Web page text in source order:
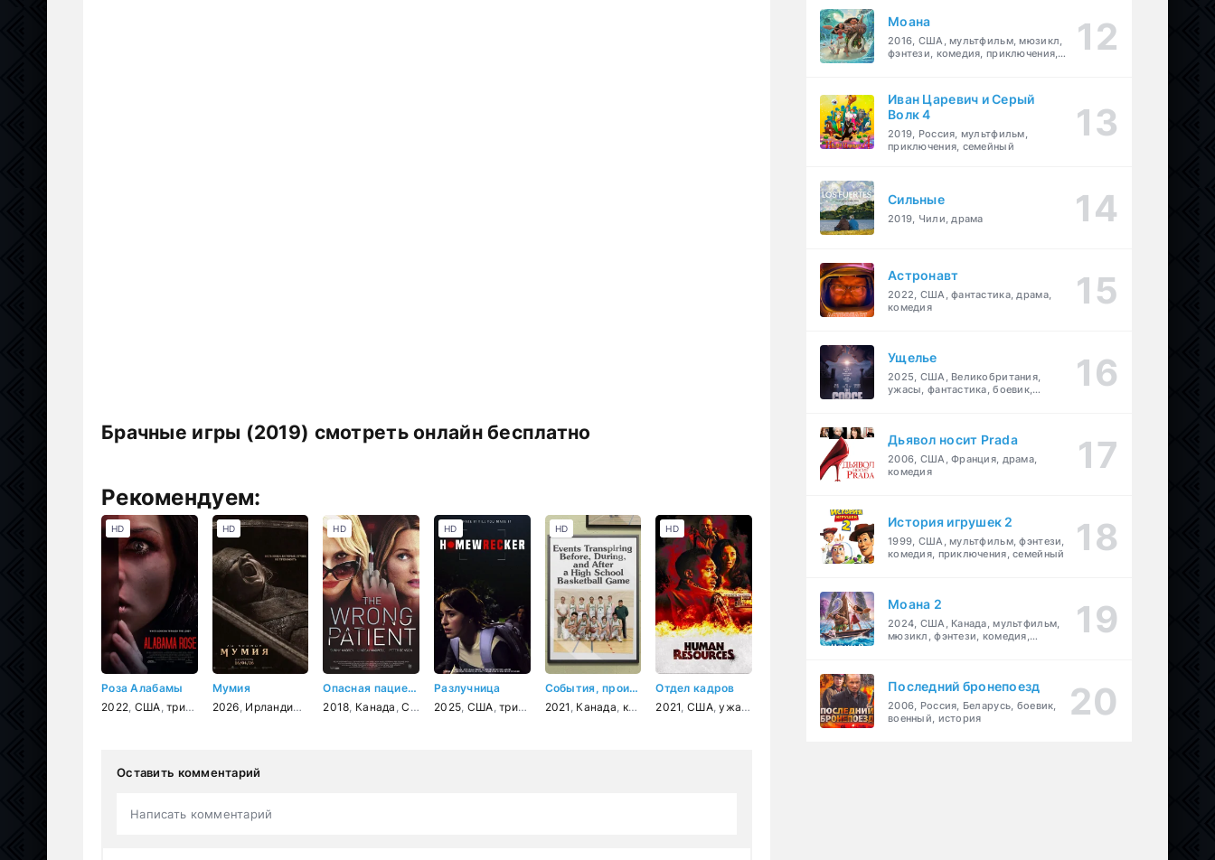
Брачные игры (2019) смотреть онлайн бесплатно
Рекомендуем:
Роза Алабамы
2022 США ,триллер
HD
Мумия
2026 Ирландия , США,ужасы
HD
Опасная пациентка
2018 Канада ,США триллер
HD
Разлучница
2025 США ,триллер ,комедия
HD
События, происходящие до, во время и после баскетбольного матча в школе
2021 Канада комедия
HD
Отдел кадров
2021 США,ужасы детектив
HD
Оставить комментарий
Написать комментарий
Моана
2016, США, мультфильм, мюзикл,
фэнтези, комедия, приключения,
Иван Царевич и Серый
Волк 4
2019, Россия, мультфильм,
приключения, семейный
Сильные
2019, Чили, драма
Астронавт
2022, США, фантастика, драма,
комедия
Ущелье
2025, США, Великобритания,
ужасы, фантастика, боевик,
Дьявол носит Prada
2006, США, Франция, драма,
комедия
История игрушек 2
1999, США, мультфильм, фэнтези,
комедия, приключения, семейный
Моана 2
2024, США, Канада, мультфильм,
мюзикл, фэнтези, комедия,
Последний бронепоезд
2006, Россия, Беларусь, боевик,
военный, история